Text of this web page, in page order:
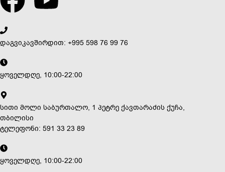
დაგვიკავშირდით: +995 598 76 99 76
ყოველდღე, 10:00-22:00
სითი მოლი საბურთალო, 1 პეტრე ქავთარაძის ქუჩა,
თბილისი
ტელეფონი: 591 33 23 89
ყოველდღე, 10:00-22:00